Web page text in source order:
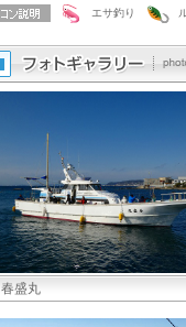
エサ釣り
春盛丸